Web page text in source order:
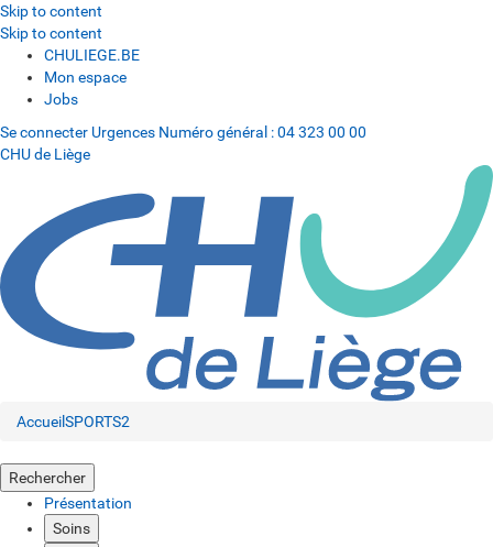
Skip to content
Skip to content
CHULIEGE.BE
Mon espace
Jobs
Se connecter Urgences Numéro général :04 323 00 00
CHU de Liège
AccueilSPORTS2
Rechercher
Présentation
Soins